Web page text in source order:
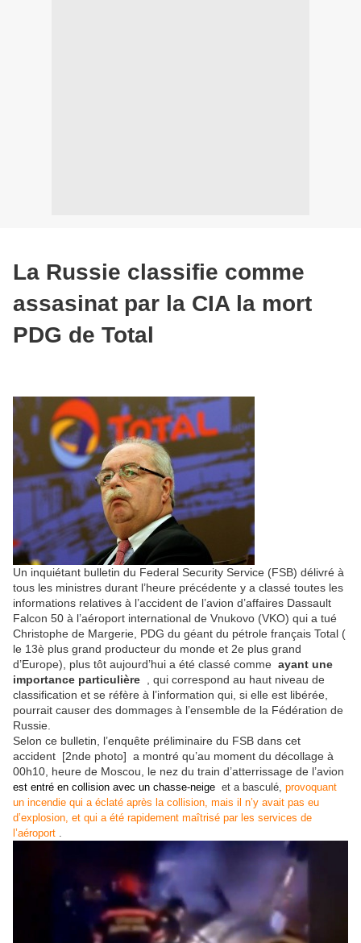
La Russie classifie comme
assasinat par la CIA la mort
PDG de Total
Un inquiétant bulletin du Federal Security Service (FSB) délivré à
tous les ministres durant l’heure précédente y a classé toutes les
informations relatives à l’accident de l’avion d’affaires Dassault
Falcon 50 à l’aéroport international de Vnukovo (VKO) qui a tué
Christophe de Margerie, PDG du géant du pétrole français Total (
le 13è plus grand producteur du monde et 2e plus grand
d’Europe), plus tôt aujourd’hui a été classé comme ayant une
importance particulière
, qui correspond au haut niveau de
classification et se réfère à l’information qui, si elle est libérée,
pourrait causer des dommages à l’ensemble de la Fédération de
Russie.
Selon ce bulletin, l’enquête préliminaire du FSB dans cet
accident [2nde photo] a montré qu’au moment du décollage à
00h10, heure de Moscou, le nez du train d’atterrissage de l’avion
est entré en collision avec un chasse-neige et a basculé, provoquant
un incendie qui a éclaté après la collision, mais il n’y avait pas eu
d’explosion, et qui a été rapidement maîtrisé par les services de
l’aéroport